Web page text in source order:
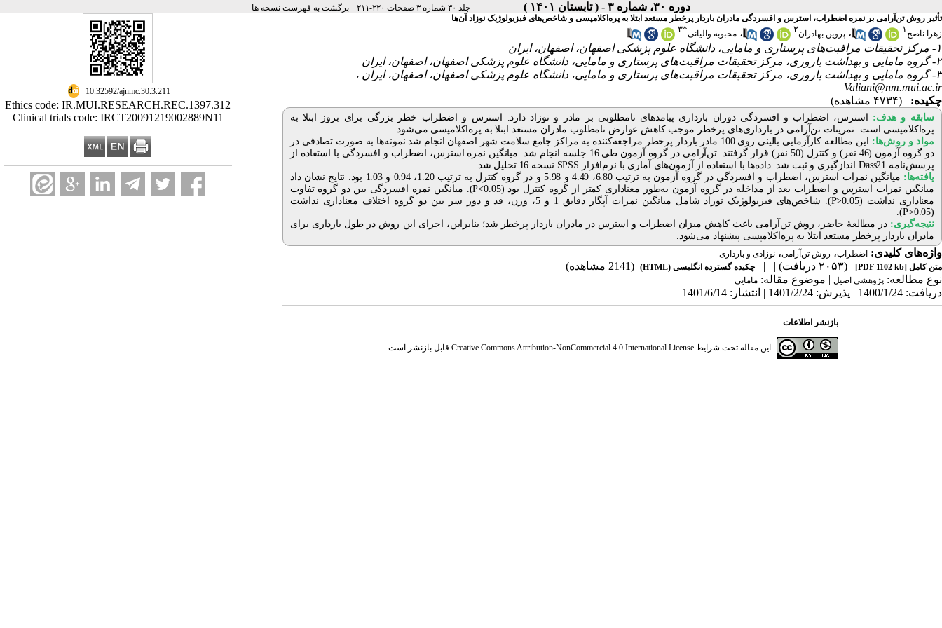
دوره ۳۰، شماره ۳ - ( تابستان ۱۴۰۱ ) جلد ۳۰ شماره ۳ صفحات ۲۲۰-۲۱۱ | برگشت به فهرست نسخه ها
‎ 10.32592/ajnmc.30.3.211
Ethics code: IR.MUI.RESEARCH.REC.1397.312
Clinical trials code: IRCT20091219002889N11
تأثیر روش تن‌آرامی بر نمره اضطراب، استرس و افسردگی مادران باردار پرخطر مستعد ابتلا به پره‌اکلامپسی و شاخص‌های فیزیولوژیک نوزاد آن‌ها
زهرا ناصح ۱ ، پروین بهادران۲ ، محبوبه والیانی*۳
۱- مرکز تحقیقات مراقبت‌های پرستاری و مامایی، دانشگاه علوم پزشکی اصفهان، اصفهان، ایران
۲- گروه مامایی و بهداشت باروری، مرکز تحقیقات مراقبت‌های پرستاری و مامایی، دانشگاه علوم پزشکی اصفهان، اصفهان، ایران
۳- گروه مامایی و بهداشت باروری، مرکز تحقیقات مراقبت‌های پرستاری و مامایی، دانشگاه علوم پزشکی اصفهان، اصفهان، ایران ،
Valiani@nm.mui.ac.ir
چکیده:
(۴۷۳۴ مشاهده)
سابقه و هدف: استرس، اضطراب و افسردگی دوران بارداری پیامدهای نامطلوبی بر مادر و نوزاد دارد. استرس و اضطراب خطر بزرگی برای بروز ابتلا به
پره‌اکلامپسی است. تمرینات تن‌آرامی در بارداری‌های پرخطر موجب کاهش عوارض نامطلوب مادران مستعد ابتلا به پره‌اکلامپسی می‌شود.
مواد و روش‌‌ها:
این مطالعه کارآزمایی بالینی روی 100 مادر باردار پرخطر مراجعه‌کننده به مراکز جامع سلامت شهر اصفهان انجام شد.نمونه‌‌ها به صورت تصادفی در
دو گروه آزمون (46 نفر) و کنترل (50 نفر) قرار گرفتند. تن‌آرامی در گروه آزمون طی 16 جلسه انجام شد. میانگین نمره استرس، اضطراب و افسردگی با استفاده از
پرسش‌نامه Dass21 اندازگیری و ثبت شد. داده‌ها با استفاده از آزمون‌های آماری با نرم‌افزار SPSS نسخه 16 تحلیل شد.
یافته‌ها:
میانگین نمرات استرس، اضطراب و افسردگی در گروه آزمون به ترتیب 6.80، 4.49 و 5.98 و در گروه کنترل به ترتیب 1.20، 0.94 و 1.03 بود. نتایج نشان داد
میانگین نمرات استرس و اضطراب بعد از مداخله در گروه آزمون به‌طور معناداری کمتر از گروه کنترل بود (0.05
P<). میانگین نمره افسردگی بین دو گروه تفاوت
معناداری نداشت (P>0.05
). شاخص‌های فیزیولوژیک نوزاد شامل میانگین نمرات آپگار دقایق 1 و 5، وزن، قد و دور سر بین دو گروه اختلاف معناداری نداشت
(
P>0.05
).
نتیجه‌گیری: در مطالعۀ حاضر، روش تن‌آرامی باعث کاهش میزان اضطراب و استرس در مادران باردار پرخطر شد؛ بنابراین، اجرای این روش در طول بارداری برای
مادران باردار پرخطر مستعد ابتلا به پره‌اکلامپسی پیشنهاد می‌شود.
واژه‌های کلیدی: اضطراب، روش تن‌آرامی، نوزادی و بارداری
متن کامل [PDF 1102 kb] (۲۰۵۳ دریافت) | | چکیده گسترده انگلیسی (HTML)
(2141 مشاهده)
نوع مطالعه: پژوهشي اصیل | موضوع مقاله: مامایی
دریافت: 1400/1/24 | پذیرش: 1401/2/24 | انتشار: 1401/6/14
بازنشر اطلاعات
این مقاله تحت شرایط Creative Commons Attribution-NonCommercial 4.0 International Licenseقابل بازنشر است.